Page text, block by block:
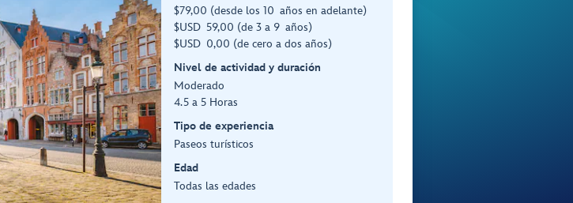
$79,00 (desde los 10 años en adelante)
$USD 59,00 (de 3 a 9 años)
$USD 0,00 (de cero a dos años)
Nivel de actividad y duración
Moderado
4.5 a 5 Horas
Tipo de experiencia
Paseos turísticos
Edad
Todas las edades